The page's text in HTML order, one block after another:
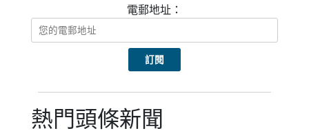
電郵地址：
熱門頭條新聞